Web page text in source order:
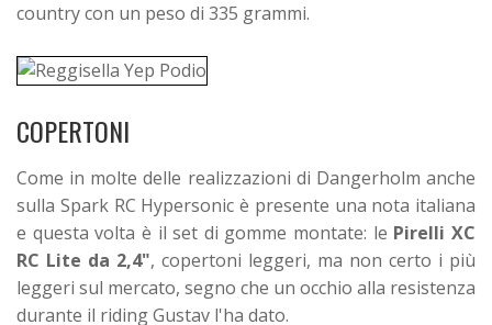
country con un peso di 335 grammi.
COPERTONI
Come in molte delle realizzazioni di Dangerholm anche
sulla Spark RC Hypersonic è presente una nota italiana
e questa volta è il set di gomme montate: le Pirelli XC
RC Lite da 2,4", copertoni leggeri, ma non certo i più
leggeri sul mercato, segno che un occhio alla resistenza
durante il riding Gustav l'ha dato.